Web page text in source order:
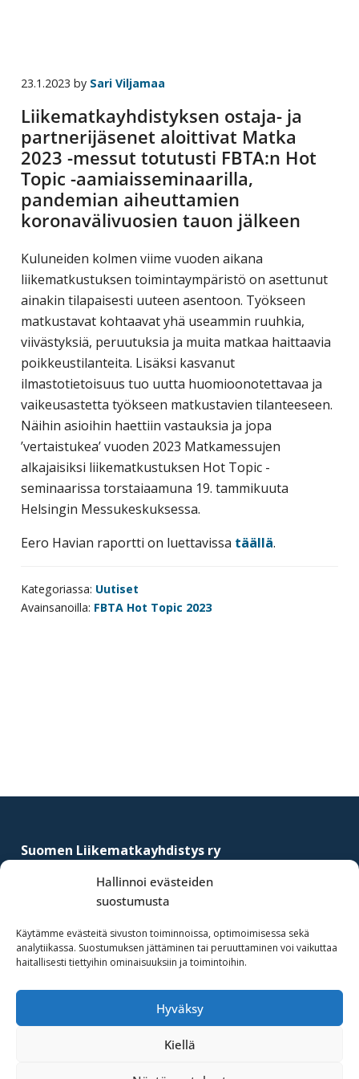
Hallinnoi evästeiden
suostumusta
Käytämme evästeitä sivuston toiminnoissa, optimoimisessa sekä
analytiikassa. Suostumuksen jättäminen tai peruuttaminen voi vaikuttaa
haitallisesti tiettyihin ominaisuuksiin ja toimintoihin.
Hyväksy
Kiellä
tehtävä
edistää
hyvää
ja
kustannus­
tehokasta
matka-
kokoushallintoa.
23.1.2023 by Sari Viljamaa
Liikematkayhdistyksen ostaja- ja
partnerijäsenet aloittivat Matka
2023 -messut totutusti FBTA:n Hot
Topic -aamiaisseminaarilla,
pandemian aiheuttamien
koronavälivuosien tauon jälkeen
Kuluneiden kolmen viime vuoden aikana
liikematkustuksen toimintaympäristö on asettunut
ainakin tilapaisesti uuteen asentoon. Työkseen
matkustavat kohtaavat yhä useammin ruuhkia,
viivästyksiä, peruutuksia ja muita matkaa haittaavia
poikkeustilanteita. Lisäksi kasvanut
ilmastotietoisuus tuo uutta huomioonotettavaa ja
vaikeusastetta työkseen matkustavien tilanteeseen.
Näihin asioihin haettiin vastauksia ja jopa
’vertaistukea’ vuoden 2023 Matkamessujen
alkajaisiksi liikematkustuksen Hot Topic -
seminaarissa torstaiaamuna 19. tammikuuta
Helsingin Messukeskuksessa.
Eero Havian raportti on luettavissa täällä.
Kategoriassa: Uutiset
Avainsanoilla: FBTA Hot Topic 2023
Suomen Liikematkayhdistys ry
Simonkatu 12 B 30
(09) 441 244
Rekisteriseloste